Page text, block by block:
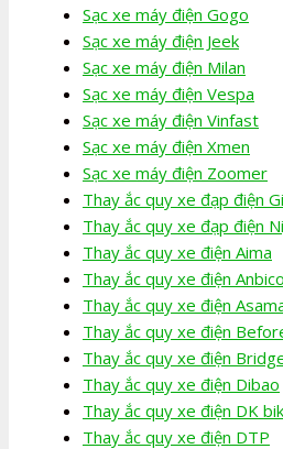
Sạc xe máy điện Gogo
Sạc xe máy điện Jeek
Sạc xe máy điện Milan
Sạc xe máy điện Vespa
Sạc xe máy điện Vinfast
Sạc xe máy điện Xmen
Sạc xe máy điện Zoomer
Thay ắc quy xe đạp điện
Thay ắc quy xe đạp điện
Thay ắc quy xe điện Aima
Thay ắc quy xe điện Anbico
Thay ắc quy xe điện
Thay ắc quy xe điện
Thay ắc quy xe điện
Thay ắc quy xe điện Dibao
Thay ắc quy xe điện DK
Thay ắc quy xe điện DTP